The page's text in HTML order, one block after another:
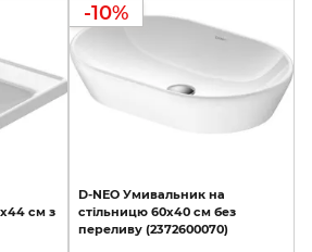
см з
-10%
D-NEO Умивальник на
стільницю 60х40 см без
переливу (2372600070)